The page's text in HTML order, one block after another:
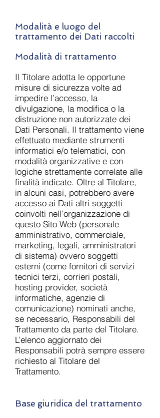
Modalità e luogo del
trattamento dei Dati raccolti
Modalità di trattamento
Il Titolare adotta le opportune
misure di sicurezza volte ad
impedire l’accesso, la
divulgazione, la modifica o la
distruzione non autorizzate dei
Dati Personali. Il trattamento viene
effettuato mediante strumenti
informatici e/o telematici, con
modalità organizzative e con
logiche strettamente correlate alle
finalità indicate. Oltre al Titolare,
in alcuni casi, potrebbero avere
accesso ai Dati altri soggetti
coinvolti nell’organizzazione di
questo Sito Web (personale
amministrativo, commerciale,
marketing, legali, amministratori
di sistema) ovvero soggetti
esterni (come fornitori di servizi
tecnici terzi, corrieri postali,
hosting provider, società
informatiche, agenzie di
comunicazione) nominati anche,
se necessario, Responsabili del
Trattamento da parte del Titolare.
L’elenco aggiornato dei
Responsabili potrà sempre essere
richiesto al Titolare del
Trattamento.
Base giuridica del trattamento